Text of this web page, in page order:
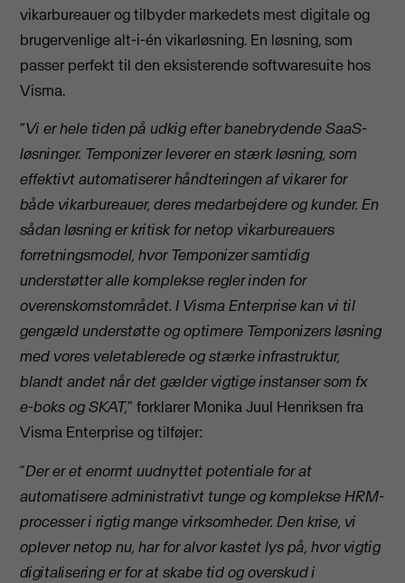
vikarbureauer og tilbyder markedets mest digitale og
brugervenlige alt-i-én vikarløsning. En løsning, som
passer perfekt til den eksisterende softwaresuite hos
Visma.
“Vi er hele tiden på udkig efter banebrydende SaaS-
løsninger. Temponizer leverer en stærk løsning, som
effektivt automatiserer håndteringen af vikarer for
både vikarbureauer, deres medarbejdere og kunder. En
sådan løsning er kritisk for netop vikarbureauers
forretningsmodel, hvor Temponizer samtidig
understøtter alle komplekse regler inden for
overenskomstområdet. I Visma Enterprise kan vi til
gengæld understøtte og optimere Temponizers løsning
med vores veletablerede og stærke infrastruktur,
blandt andet når det gælder vigtige instanser som fx
e-boks og SKAT,” forklarer Monika Juul Henriksen fra
Visma Enterprise og tilføjer:
”Der er et enormt uudnyttet potentiale for at
automatisere administrativt tunge og komplekse HRM-
processer i rigtig mange virksomheder. Den krise, vi
oplever netop nu, har for alvor kastet lys på, hvor vigtig
digitalisering er for at skabe tid og overskud i